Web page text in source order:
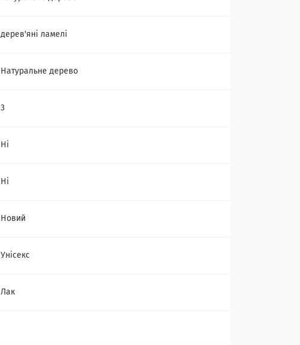
дерев'яні ламелі
Натуральне дерево
3
Ні
Ні
Новий
Унісекс
Лак